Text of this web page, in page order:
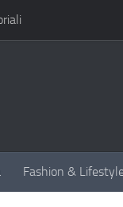
Fashion &